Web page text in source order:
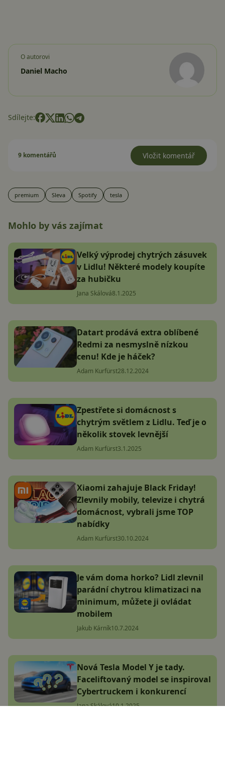
O autorovi
Daniel Macho
Sdílejte:
9 komentářů Vložit komentář
premium Sleva Spotify tesla
Mohlo by vás zajímat
Velký výprodej chytrých zásuvek
v Lidlu! Některé modely koupíte
za hubičku
Jana Skálová8.1.2025
Datart prodává extra oblíbené
Redmi za nesmyslně nízkou
cenu! Kde je háček?
Adam Kurfürst28.12.2024
Zpestřete si domácnost s
chytrým světlem z Lidlu. Teď je o
několik stovek levnější
Adam Kurfürst3.1.2025
Xiaomi zahajuje Black Friday!
Zlevnily mobily, televize i chytrá
domácnost, vybrali jsme TOP
nabídky
Adam Kurfürst30.10.2024
Je vám doma horko? Lidl zlevnil
parádní chytrou klimatizaci na
minimum, můžete ji ovládat
mobilem
Jakub Kárník10.7.2024
Nová Tesla Model Y je tady.
Faceliftovaný model se inspiroval
Cybertruckem i konkurencí
Jana Skálová10.1.2025